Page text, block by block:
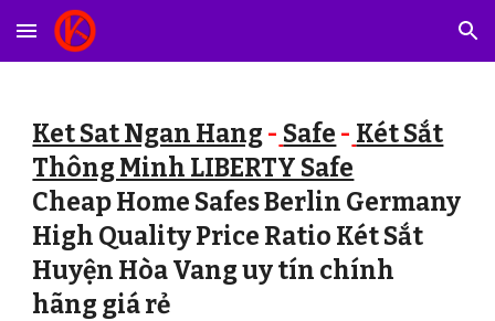
Skip to main content Skip to navigation
Ket Sat Ngan Hang - Safe - Két Sắt
Thông Minh LIBERTY Safe
Cheap Home Safes Berlin Germany
High Quality Price Ratio Két Sắt
Huyện Hòa Vang uy tín chính
hãng giá rẻ